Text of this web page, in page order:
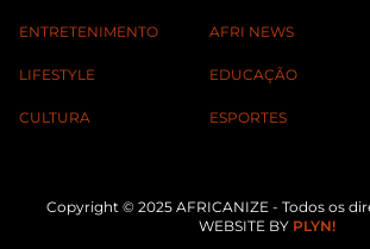
ENTRETENIMENTO
LIFESTYLE
CULTURA
AFRI NEWS
EDUCAÇÃO
ESPORTES
Copyright © 2025 AFRICANIZE - Todos os
WEBSITE BY PLYN!